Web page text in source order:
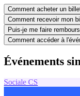
Comment acheter un
Comment recevoir mon
Puis-je me faire
Comment accéder à
Événements
Sociale CS